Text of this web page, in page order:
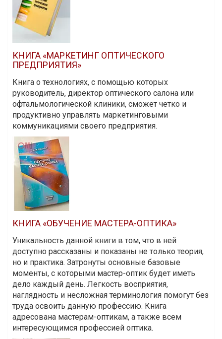
КНИГА «МАРКЕТИНГ ОПТИЧЕСКОГО
ПРЕДПРИЯТИЯ»
Книга о технологиях, с помощью которых
руководитель, директор оптического салона или
офтальмологической клиники, сможет четко и
продуктивно управлять маркетинговыми
коммуникациями своего предприятия.
КНИГА «ОБУЧЕНИЕ МАСТЕРА-ОПТИКА»
Уникальность данной книги в том, что в ней
доступно рассказаны и показаны не только теория,
но и практика. Затронуты основные базовые
моменты, с которыми мастер-оптик будет иметь
дело каждый день. Легкость восприятия,
наглядность и несложная терминология помогут без
труда освоить данную профессию. Книга
адресована мастерам-оптикам, а также всем
интересующимся профессией оптика.